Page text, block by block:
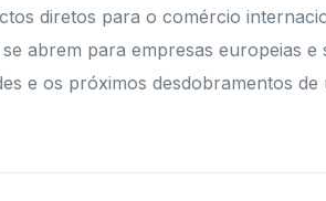
diretos para o comércio
abrem para empresas europeias e
e os próximos desdobramentos